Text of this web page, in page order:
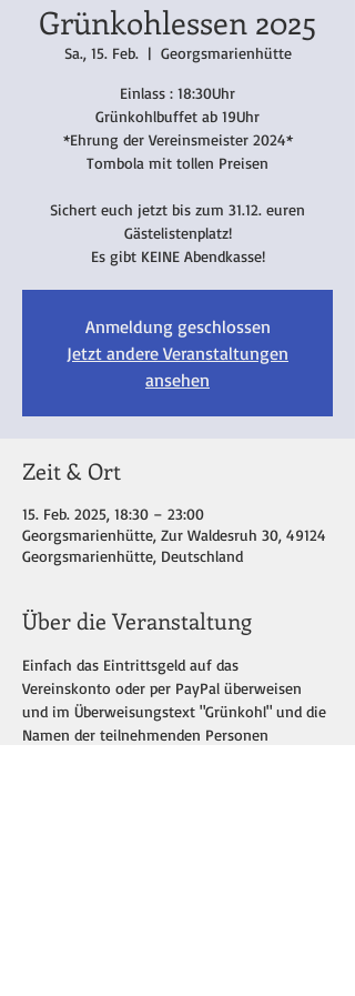
Grünkohlessen 2025
Sa., 15. Feb.
  |
Georgsmarienhütte
Einlass : 18:30Uhr
Grünkohlbuffet ab 19Uhr
*Ehrung der Vereinsmeister 2024*
Tombola mit tollen Preisen
Sichert euch jetzt bis zum 31.12. euren
Gästelistenplatz!
Es gibt KEINE Abendkasse!
Anmeldung geschlossen
Jetzt andere Veranstaltungen
ansehen
Zeit & Ort
15. Feb. 2025, 18:30 – 23:00
Georgsmarienhütte, Zur Waldesruh 30, 49124
Georgsmarienhütte, Deutschland
Über die Veranstaltung
Einfach das Eintrittsgeld auf das
Vereinskonto oder per PayPal überweisen
und im Überweisungstext "Grünkohl" und die
Namen der teilnehmenden Personen